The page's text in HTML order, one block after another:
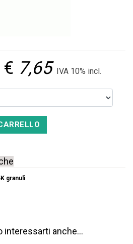
€ 7,65 IVA 10% incl.
granuli
interessarti anche…